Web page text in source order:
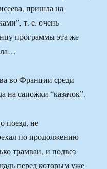
пришла на
т. е. очень
программы эта же
во Франции среди
сапожки “казачок”.
поезд, не
по продолжению
трамваи, и подвез
перед которым уже